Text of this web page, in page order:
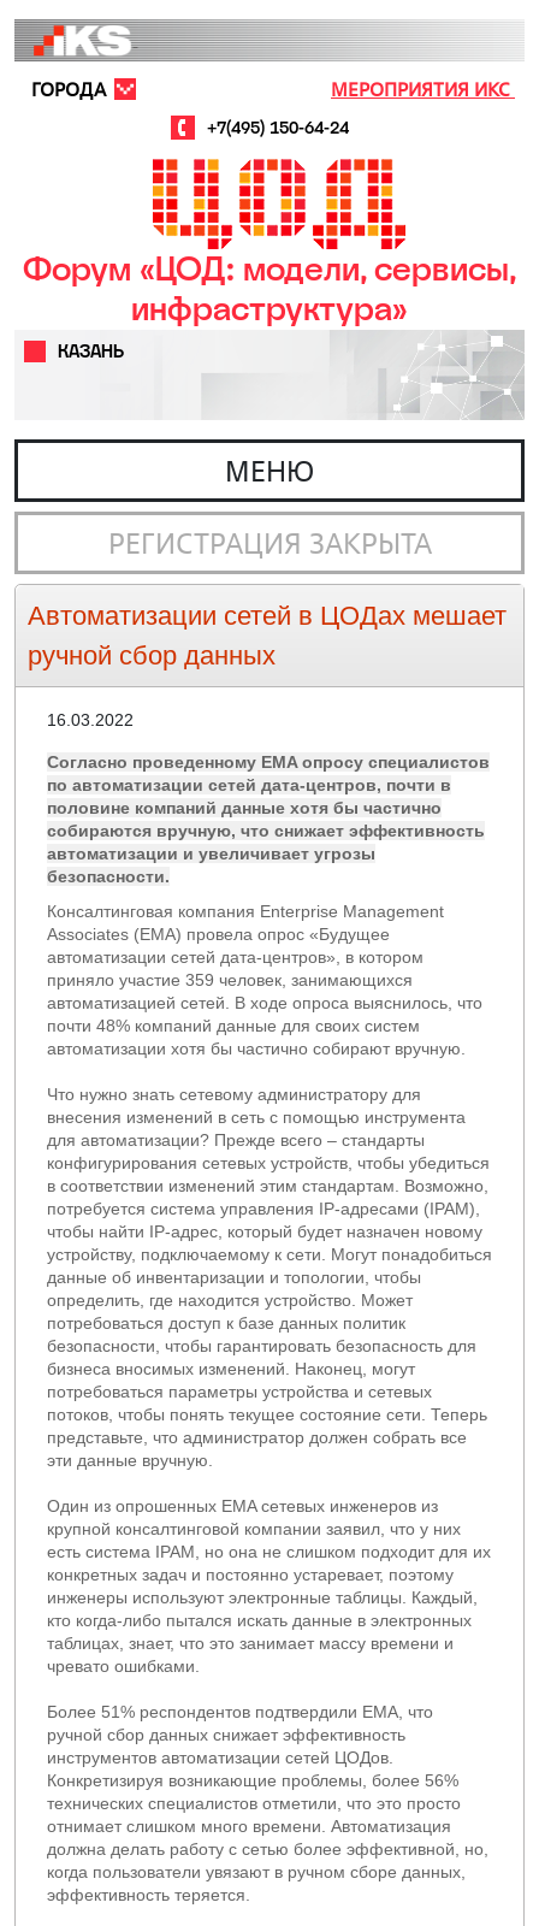
МЕРОПРИЯТИЯ ИКС
+7(495) 150-64-24
ГОРОДА
Форум «ЦОД: модели, сервисы,
инфраструктура»
КАЗАНЬ
МЕНЮ
РЕГИСТРАЦИЯ ЗАКРЫТА
Автоматизации сетей в ЦОДах мешает
ручной сбор данных
16.03.2022
Согласно проведенному EMA опросу специалистов
по автоматизации сетей дата-центров, почти в
половине компаний данные хотя бы частично
собираются вручную, что снижает эффективность
автоматизации и увеличивает угрозы
безопасности.
Консалтинговая компания Enterprise Management
Associates (EMA) провела опрос «Будущее
автоматизации сетей дата-центров», в котором
приняло участие 359 человек, занимающихся
автоматизацией сетей. В ходе опроса выяснилось, что
почти 48% компаний данные для своих систем
автоматизации хотя бы частично собирают вручную.
Что нужно знать сетевому администратору для
внесения изменений в сеть с помощью инструмента
для автоматизации? Прежде всего – стандарты
конфигурирования сетевых устройств, чтобы убедиться
в соответствии изменений этим стандартам. Возможно,
потребуется система управления IP-адресами (IPAM),
чтобы найти IP-адрес, который будет назначен новому
устройству, подключаемому к сети. Могут понадобиться
данные об инвентаризации и топологии, чтобы
определить, где находится устройство. Может
потребоваться доступ к базе данных политик
безопасности, чтобы гарантировать безопасность для
бизнеса вносимых изменений. Наконец, могут
потребоваться параметры устройства и сетевых
потоков, чтобы понять текущее состояние сети. Теперь
представьте, что администратор должен собрать все
эти данные вручную.
Один из опрошенных EMA сетевых инженеров из
крупной консалтинговой компании заявил, что у них
есть система IPAM, но она не слишком подходит для их
конкретных задач и постоянно устаревает, поэтому
инженеры используют электронные таблицы. Каждый,
кто когда-либо пытался искать данные в электронных
таблицах, знает, что это занимает массу времени и
чревато ошибками.
Более 51% респондентов подтвердили EMA, что
ручной сбор данных снижает эффективность
инструментов автоматизации сетей ЦОДов.
Конкретизируя возникающие проблемы, более 56%
технических специалистов отметили, что это просто
отнимает слишком много времени. Автоматизация
должна делать работу с сетью более эффективной, но,
когда пользователи увязают в ручном сборе данных,
эффективность теряется.